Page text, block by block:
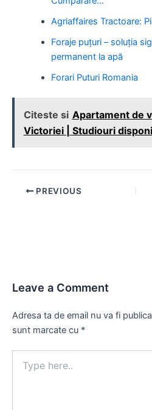
Agriaffaires Tractoare:
Foraje puțuri – soluția
permanent la apă
Forari Puturi Romania
Citeste si Apartament de
Victoriei | Studiouri
Post PREVIOUS
Leave a Comment
Adresa ta de email nu va fi
sunt marcate cu *
here..